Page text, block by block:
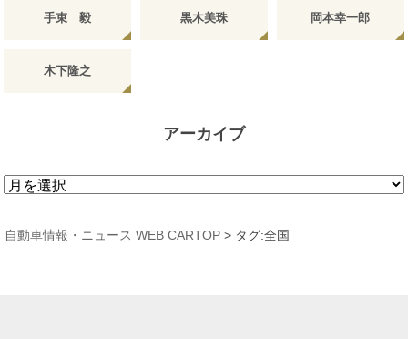
手束 毅 黒木美珠 岡本幸一郎
木下隆之
アーカイブ
ア
カ
自動車情報・ニュース WEB CARTOP > タグ:全国